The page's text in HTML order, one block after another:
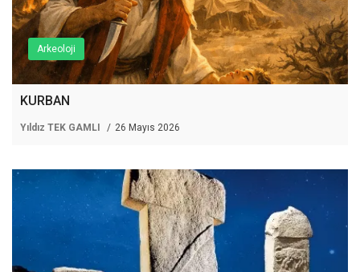
Arkeoloji
KURBAN
Yıldız TEK GAMLI 26 Mayıs 2026